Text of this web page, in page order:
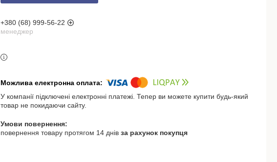
+380 (68) 999-56-22
менеджер
У компанії підключені електронні платежі. Тепер ви можете купити будь-який
товар не покидаючи сайту.
повернення товару протягом 14 днів за рахунок покупця